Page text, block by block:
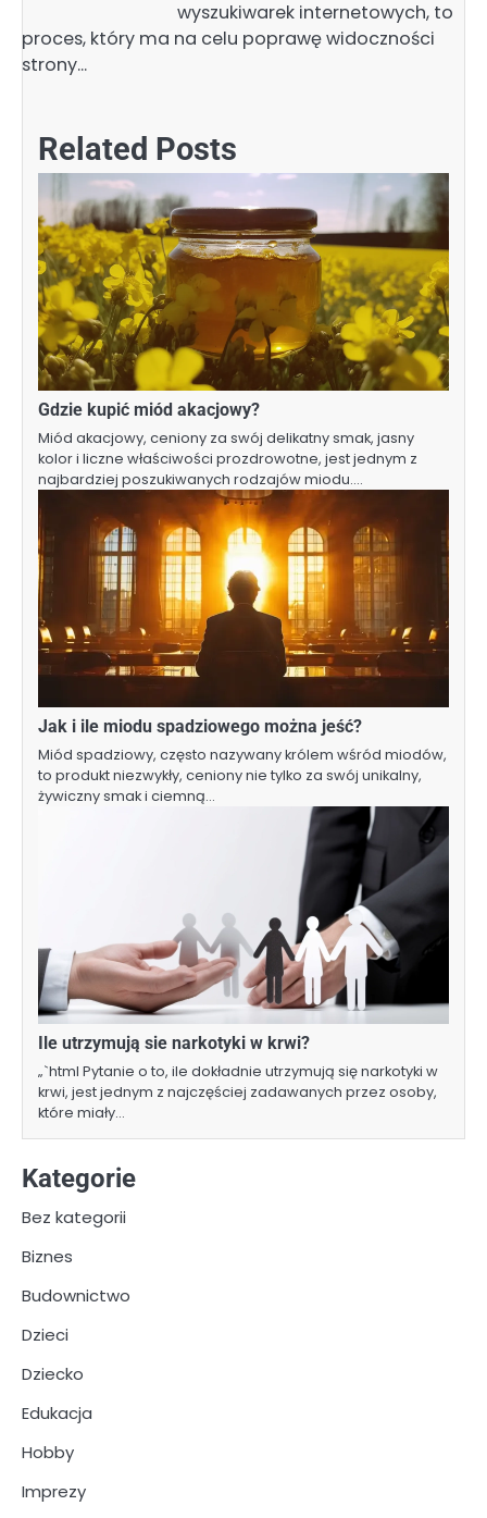
wyszukiwarek internetowych, to
proces, który ma na celu poprawę widoczności
strony…
Related Posts
Gdzie kupić miód akacjowy?
Miód akacjowy, ceniony za swój delikatny smak, jasny
kolor i liczne właściwości prozdrowotne, jest jednym z
najbardziej poszukiwanych rodzajów miodu.…
Jak i ile miodu spadziowego można jeść?
Miód spadziowy, często nazywany królem wśród miodów,
to produkt niezwykły, ceniony nie tylko za swój unikalny,
żywiczny smak i ciemną…
Ile utrzymują sie narkotyki w krwi?
„`html Pytanie o to, ile dokładnie utrzymują się narkotyki w
krwi, jest jednym z najczęściej zadawanych przez osoby,
które miały…
Kategorie
Bez kategorii
Biznes
Budownictwo
Dzieci
Dziecko
Edukacja
Hobby
Imprezy